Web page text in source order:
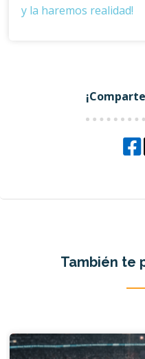
y la haremos realidad!
También te